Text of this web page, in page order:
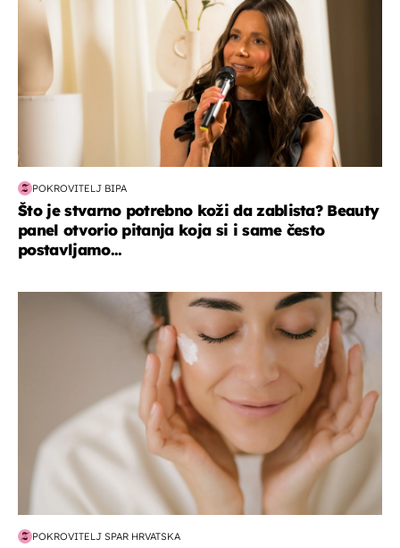
POKROVITELJ BIPA
Što je stvarno potrebno koži da zablista? Beauty
panel otvorio pitanja koja si i same često
postavljamo...
moda & ljepota
POKROVITELJ SPAR HRVATSKA